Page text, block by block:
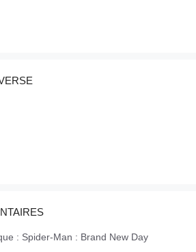
: Spider-Man : Brand New Day